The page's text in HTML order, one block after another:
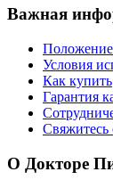
Важная
Условия
Как купить
Гарантия
Свяжитесь
О Докторе